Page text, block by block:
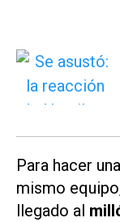
Para hacer
mismo
llegado al